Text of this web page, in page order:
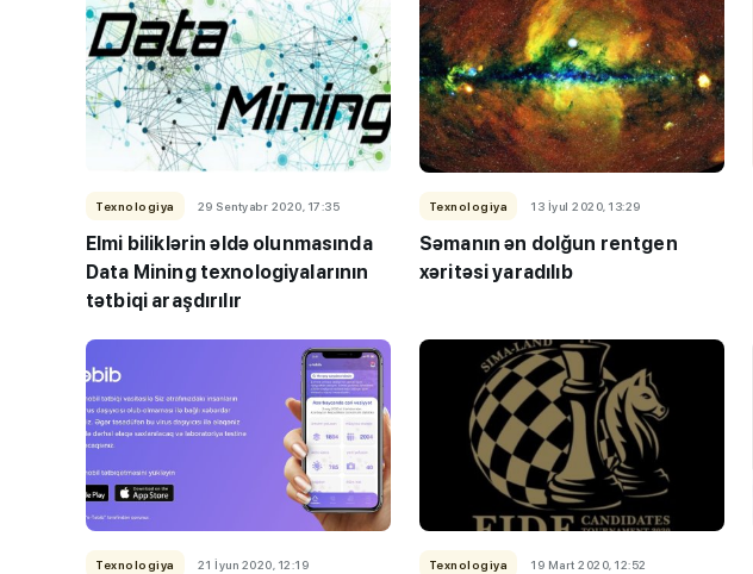
Texnologiya 29 Sentyabr 2020, 17:35
Elmi biliklərin əldə olunmasında
Data Mining texnologiyalarının
tətbiqi araşdırılır
Texnologiya 13 İyul 2020, 13:29
Səmanın ən dolğun rentgen
xəritəsi yaradılıb
Texnologiya 21 İyun 2020, 12:19 Texnologiya 19 Mart 2020, 12:52